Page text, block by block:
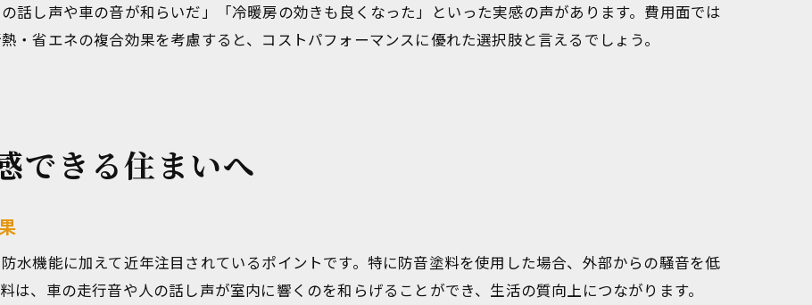
話し声や車の音が和らいだ」「冷暖房の効きも良くなった」といった実感の声があります。費用面では
・省エネの複合効果を考慮すると、コストパフォーマンスに優れた選択肢と言えるでしょう。
できる住まいへ
水機能に加えて近年注目されているポイントです。特に防音塗料を使用した場合、外部からの騒音を低
は、車の走行音や人の話し声が室内に響くのを和らげることができ、生活の質向上につながります。